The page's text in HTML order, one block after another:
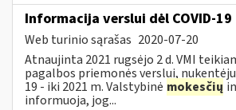
Informacija verslui dėl COVID-19
Web turinio sąrašas 2020-07-20
Atnaujinta 2021 rugsėjo 2 d. VMI
pagalbos priemonės verslui,
19 - iki 2021 m. Valstybinė mokesčių
informuoja, jog...